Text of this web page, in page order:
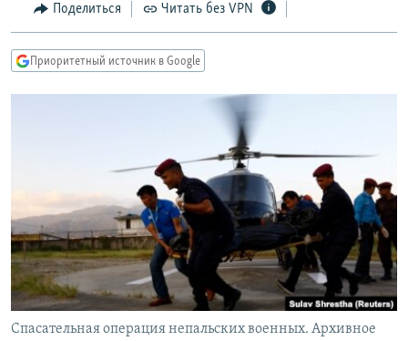
Вернутся
КУЛЬТУРА
КАВКАЗ.РЕАЛИИ
РАСПИСАНИЕ ВЕЩАНИЯ
ПОДПИШИТЕСЬ НА РАССЫЛКУ
СОЦИАЛЬНЫЕ СЕТИ
Поделиться Читать без VPN
Приоритетный источник в Google
Спасательная операция непальских военных. Архивное